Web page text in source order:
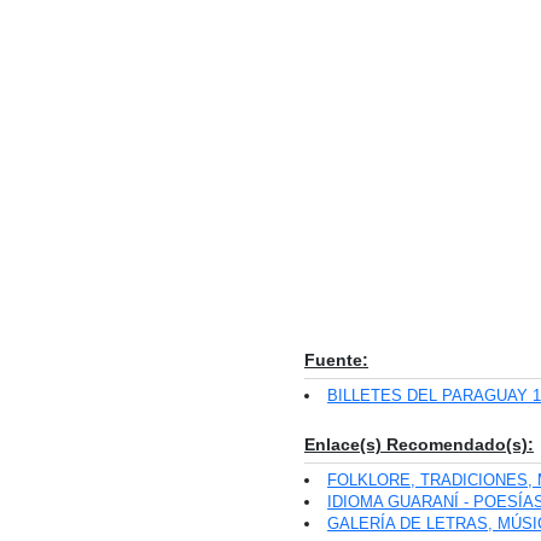
Fuente:
BILLETES DEL PARAGUAY
Enlace(s) Recomendado(s):
FOLKLORE,
IDIOMA GUARANÍ -
GALERÍA DE LETRAS,